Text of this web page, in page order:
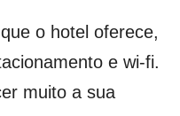
o hotel oferece,
e wi-fi.
muito a sua